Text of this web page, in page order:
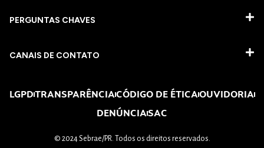
PERGUNTAS CHAVES​
CANAIS DE CONTATO
LGPDTRANSPARÊNCIACÓDIGO DE ÉTICAOUVIDORIA
DENÚNCIASAC
© 2024 Sebrae/PR. Todos os direitos reservados.